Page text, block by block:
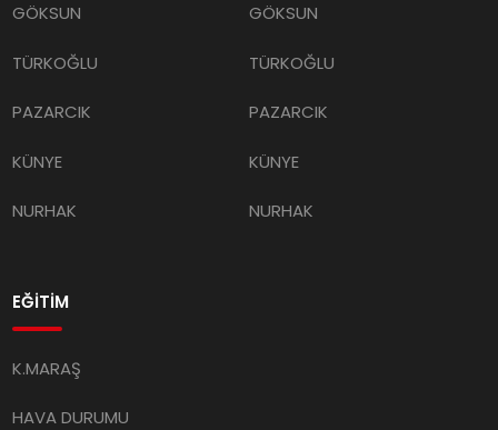
GÖKSUN
TÜRKOĞLU
PAZARCIK
KÜNYE
NURHAK
GÖKSUN
TÜRKOĞLU
PAZARCIK
KÜNYE
NURHAK
EĞİTİM
K.MARAŞ
HAVA DURUMU